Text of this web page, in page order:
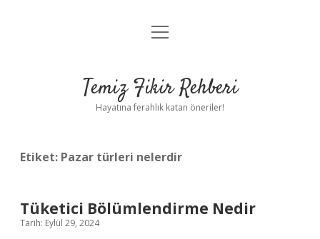
Anasayfa
Yasal Uyarı
menüyü
Temiz Fikir Rehberi
Hayatına ferahlık katan öneriler!
Etiket: Pazar türleri nelerdir
Tüketici Bölümlendirme Nedir
Tarih: Eylül 29, 2024